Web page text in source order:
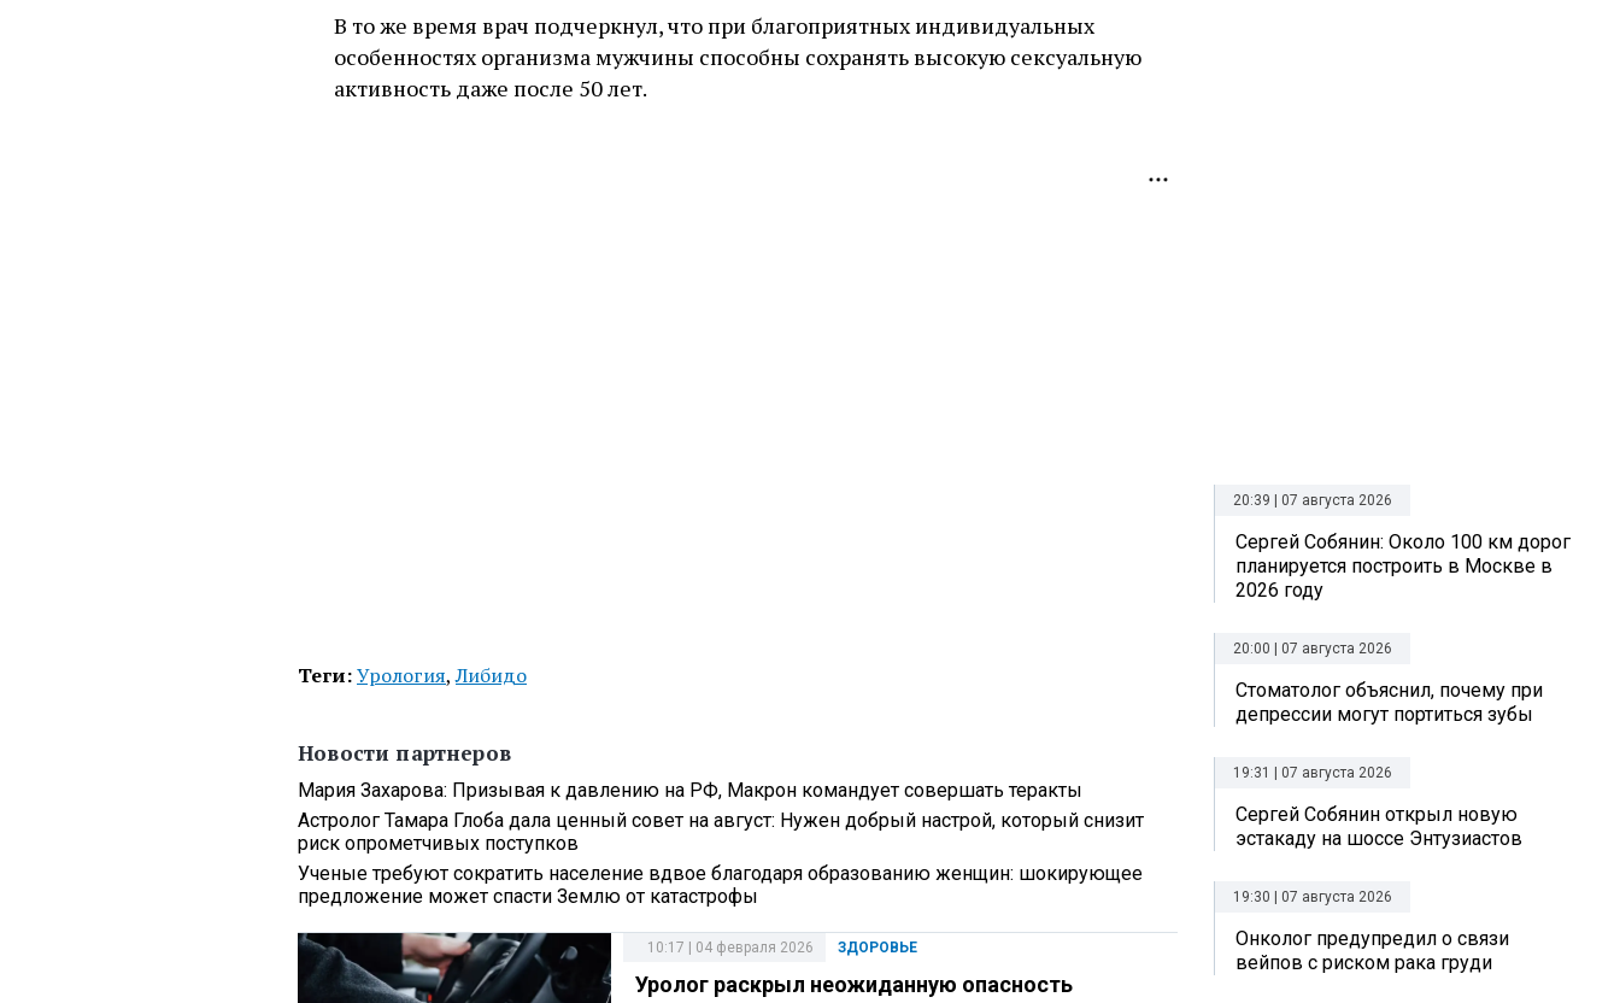
В то же время врач подчеркнул, что при благоприятных индивидуальных
особенностях организма мужчины способны сохранять высокую сексуальную
активность даже после 50 лет.
Теги:Урология,Либидо
Новости партнеров
Мария Захарова: Призывая к давлению на РФ, Макрон командует совершать теракты
Астролог Тамара Глоба дала ценный совет на август: Нужен добрый настрой, который снизит
риск опрометчивых поступков
Ученые требуют сократить население вдвое благодаря образованию женщин: шокирующее
предложение может спасти Землю от катастрофы
ЗДОРОВЬЕ
10:17 | 04 февраля 2026
Уролог раскрыл неожиданную опасность
20:39 | 07 августа 2026
Сергей Собянин: Около 100 км дорог
планируется построить в Москве в
2026 году
20:00 | 07 августа 2026
Стоматолог объяснил, почему при
депрессии могут портиться зубы
19:31 | 07 августа 2026
Сергей Собянин открыл новую
эстакаду на шоссе Энтузиастов
19:30 | 07 августа 2026
Онколог предупредил о связи
вейпов с риском рака груди